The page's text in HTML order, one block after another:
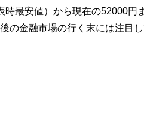
時最安値）から現在の52000円
の金融市場の行く末には注目